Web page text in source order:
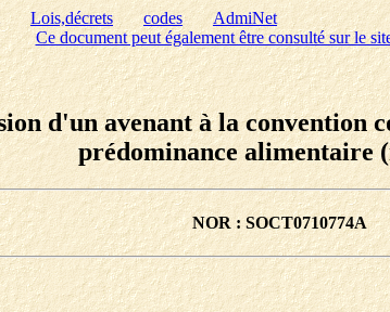
Lois,décrets codes
AdmiNet
Ce document peut également être consulté sur le
d'un avenant à la convention
prédominance alimentaire
NOR : SOCT0710774A